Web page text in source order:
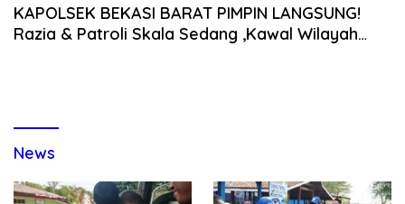
KAPOLSEK BEKASI BARAT PIMPIN LANGSUNG!
Razia & Patroli Skala Sedang ,Kawal Wilayah
News